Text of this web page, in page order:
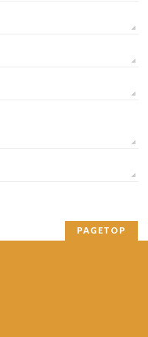
PAGETOP